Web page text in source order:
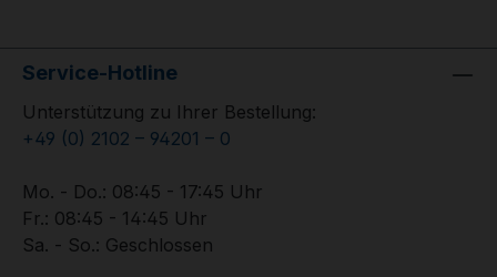
Service-Hotline
Unterstützung zu Ihrer Bestellung:
+49 (0) 2102 – 94201 – 0
Mo. - Do.: 08:45 - 17:45 Uhr
Fr.: 08:45 - 14:45 Uhr
Sa. - So.: Geschlossen